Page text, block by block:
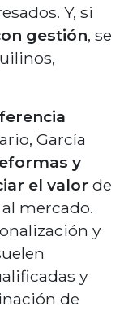
Y, si
gestión, se
García
y
el valor de
mercado.
y
y
de